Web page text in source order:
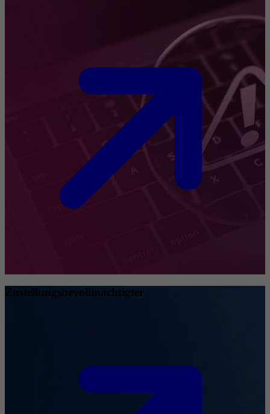
Zustellungsbevollmächtigter